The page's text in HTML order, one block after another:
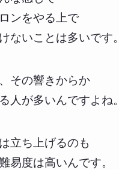
ンをやる上で
ないことは多いです。
その響きからか
人が多いんですよね。
立ち上げるのも
易度は高いんです。